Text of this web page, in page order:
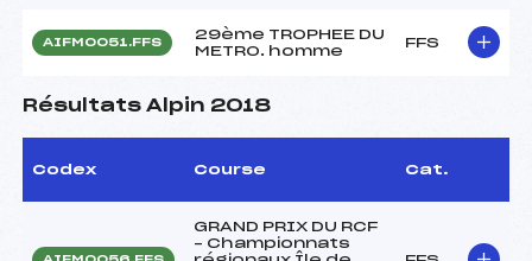
AIFM0051.FFS
29ème TROPHEE DU
METRO. homme
FFS
Résultats Alpin 2018
Codex Course Cat.
GRAND PRIX DU RCF
– Championnats